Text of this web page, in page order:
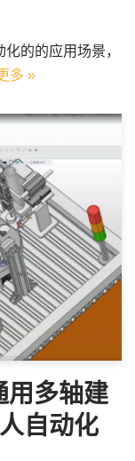
的的应用场景，
多 »
用多轴建
自动化